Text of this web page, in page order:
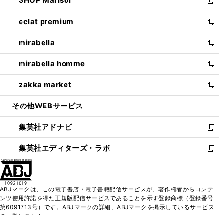
開
く
ウ
で
開
く
ン
ド
ウ
で
開
く
い
ウ
ィ
ン
ド
ウ
で
開
く
新
し
い
ウ
ィ
ン
ド
ウ
で
開
eclat premium
新
し
い
ウ
ィ
ン
ド
ウ
開
く
mirabella
新
し
い
ウ
ィ
ン
ウ
で
開
く
mirabella homme
新
し
い
ウ
ン
ド
ウ
で
zakka market
新
し
ウ
ィ
ン
ド
く
その他WEBサービス
集英社アドナビ
新
し
い
ド
ウ
で
集英社エディターズ・ラボ
新
ィ
ン
ド
ABJマークは、この電子書店・電子書籍配信サービスが、著作権者からコンテ
ンツ使用許諾を得た正規版配信サービスであることを示す登録商標（登録番号
第6091713号）です。ABJマークの詳細、ABJマークを掲示しているサービス